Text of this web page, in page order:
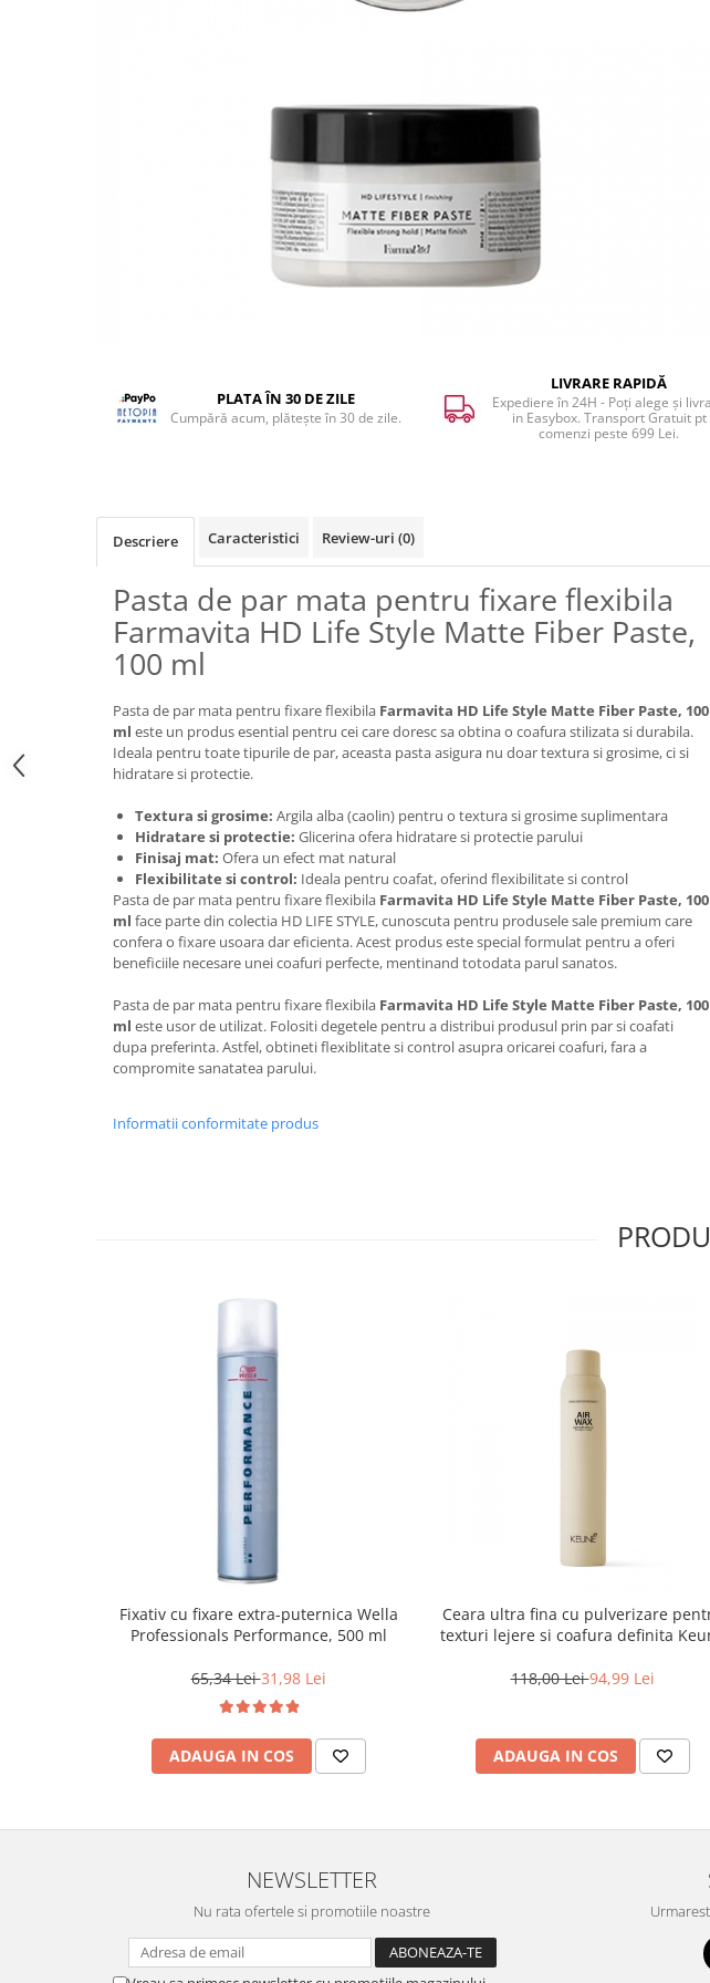
PLATA ÎN 30 DE ZILE
Cumpără acum, plătește în 30 de zile.
LIVRARE RAPIDĂ
Expediere în 24H - Poți alege și
in Easybox. Transport Gratuit pt
comenzi peste 699 Lei.
Descriere Caracteristici Review-uri (0)
Pasta de par mata pentru fixare flexibila
Farmavita HD Life Style Matte Fiber Paste,
100 ml
Pasta de par mata pentru fixare flexibila Farmavita HD Life Style Matte Fiber Paste, 100
ml este un produs esential pentru cei care doresc sa obtina o coafura stilizata si durabila.
Ideala pentru toate tipurile de par, aceasta pasta asigura nu doar textura si grosime, ci si
hidratare si protectie.
Textura si grosime: Argila alba (caolin) pentru o textura si grosime suplimentara
Hidratare si protectie: Glicerina ofera hidratare si protectie parului
Finisaj mat: Ofera un efect mat natural
Flexibilitate si control: Ideala pentru coafat, oferind flexibilitate si control
Pasta de par mata pentru fixare flexibila Farmavita HD Life Style Matte Fiber Paste, 100
ml face parte din colectia HD LIFE STYLE, cunoscuta pentru produsele sale premium care
confera o fixare usoara dar eficienta. Acest produs este special formulat pentru a oferi
beneficiile necesare unei coafuri perfecte, mentinand totodata parul sanatos.
Pasta de par mata pentru fixare flexibila Farmavita HD Life Style Matte Fiber Paste, 100
ml este usor de utilizat. Folositi degetele pentru a distribui produsul prin par si coafati
dupa preferinta. Astfel, obtineti flexiblitate si control asupra oricarei coafuri, fara a
compromite sanatatea parului.
Informatii conformitate produs
Fixativ cu fixare extra-puternica Wella
Professionals Performance, 500 ml
65,34 Lei31,98 Lei
ADAUGA IN COS
Ceara ultra fina cu pulverizare
texturi lejere si coafura definita
118,00 Lei94,99 Lei
ADAUGA IN COS
NEWSLETTER
Nu rata ofertele si promotiile noastre